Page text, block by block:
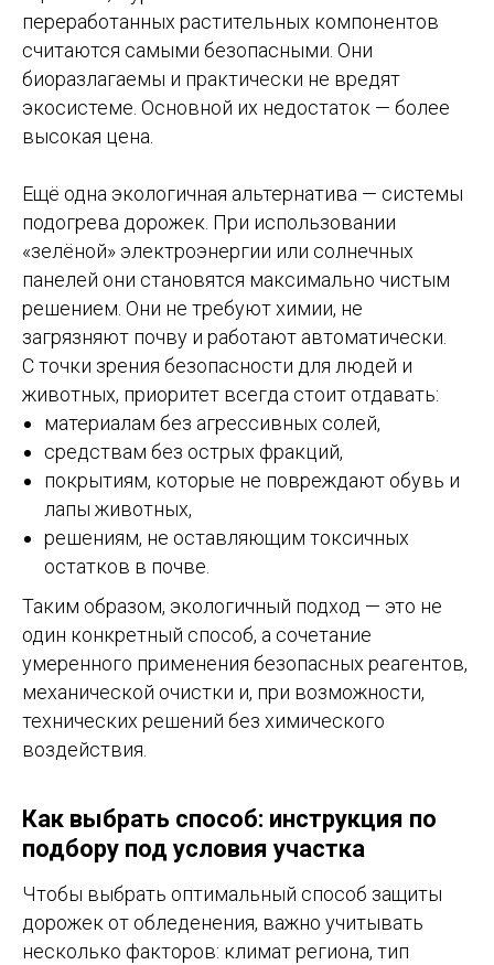
переработанных растительных компонентов
считаются самыми безопасными. Они
биоразлагаемы и практически не вредят
экосистеме. Основной их недостаток — более
высокая цена.
Ещё одна экологичная альтернатива — системы
подогрева дорожек. При использовании
«зелёной» электроэнергии или солнечных
панелей они становятся максимально чистым
решением. Они не требуют химии, не
загрязняют почву и работают автоматически.
С точки зрения безопасности для людей и
животных, приоритет всегда стоит отдавать:
материалам без агрессивных солей,
средствам без острых фракций,
покрытиям, которые не повреждают обувь и
лапы животных,
решениям, не оставляющим токсичных
остатков в почве.
Таким образом, экологичный подход — это не
один конкретный способ, а сочетание
умеренного применения безопасных реагентов,
механической очистки и, при возможности,
технических решений без химического
воздействия.
Как выбрать способ: инструкция по
подбору под условия участка
Чтобы выбрать оптимальный способ защиты
дорожек от обледенения, важно учитывать
несколько факторов: климат региона, тип